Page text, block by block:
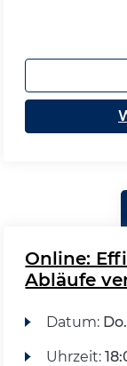
Online:
Abläufe
Datum: Do.
Uhrzeit: